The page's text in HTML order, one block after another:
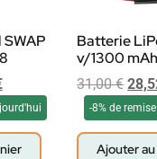
Batterie
v/1300 mAh
31,00€
-8% de
Ajouter